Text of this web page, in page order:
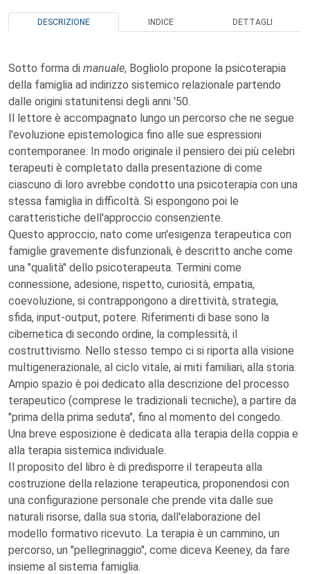
DESCRIZIONE INDICE DETTAGLI
Sotto forma di manuale, Bogliolo propone la psicoterapia
della famiglia ad indirizzo sistemico relazionale partendo
dalle origini statunitensi degli anni '50.
Il lettore è accompagnato lungo un percorso che ne segue
l'evoluzione epistemologica fino alle sue espressioni
contemporanee. In modo originale il pensiero dei più celebri
terapeuti è completato dalla presentazione di come
ciascuno di loro avrebbe condotto una psicoterapia con una
stessa famiglia in difficoltà. Si espongono poi le
caratteristiche dell'approccio consenziente.
Questo approccio, nato come un'esigenza terapeutica con
famiglie gravemente disfunzionali, è descritto anche come
una "qualità" dello psicoterapeuta. Termini come
connessione, adesione, rispetto, curiosità, empatia,
coevoluzione, si contrappongono a direttività, strategia,
sfida, input-output, potere. Riferimenti di base sono la
cibernetica di secondo ordine, la complessità, il
costruttivismo. Nello stesso tempo ci si riporta alla visione
multigenerazionale, al ciclo vitale, ai miti familiari, alla storia.
Ampio spazio è poi dedicato alla descrizione del processo
terapeutico (comprese le tradizionali tecniche), a partire da
"prima della prima seduta", fino al momento del congedo.
Una breve esposizione è dedicata alla terapia della coppia e
alla terapia sistemica individuale.
Il proposito del libro è di predisporre il terapeuta alla
costruzione della relazione terapeutica, proponendosi con
una configurazione personale che prende vita dalle sue
naturali risorse, dalla sua storia, dall'elaborazione del
modello formativo ricevuto. La terapia è un cammino, un
percorso, un "pellegrinaggio", come diceva Keeney, da fare
insieme al sistema famiglia.